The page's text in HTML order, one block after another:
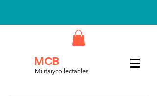
MCB
Militarycollectables